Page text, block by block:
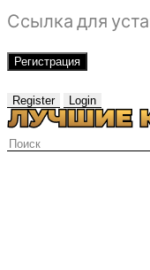
Ссылка для
Регистрация
Register Login